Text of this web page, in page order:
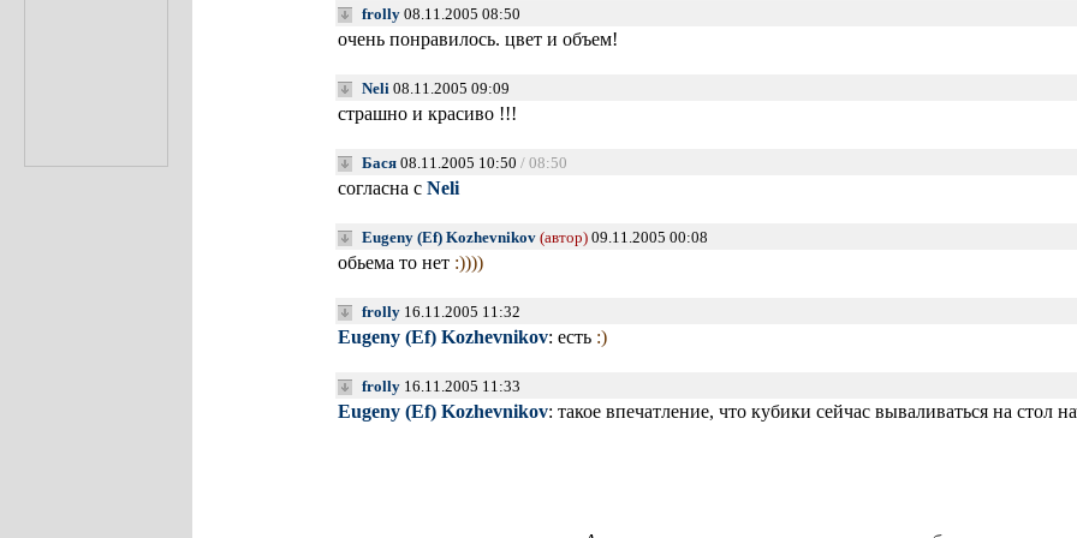
frolly08.11.2005 08:50
очень понравилось. цвет и объем!
Neli08.11.2005 09:09
страшно и красиво !!!
Бася08.11.2005 10:50 / 08:50
согласна с Neli
Eugeny (Ef) Kozhevnikov (автор)09.11.2005 00:08
обьема то нет :))))
frolly16.11.2005 11:32
Eugeny (Ef) Kozhevnikov: есть :)
frolly16.11.2005 11:33
Eugeny (Ef) Kozhevnikov: такое впечатление, что кубики сейчас вываливаться на стол